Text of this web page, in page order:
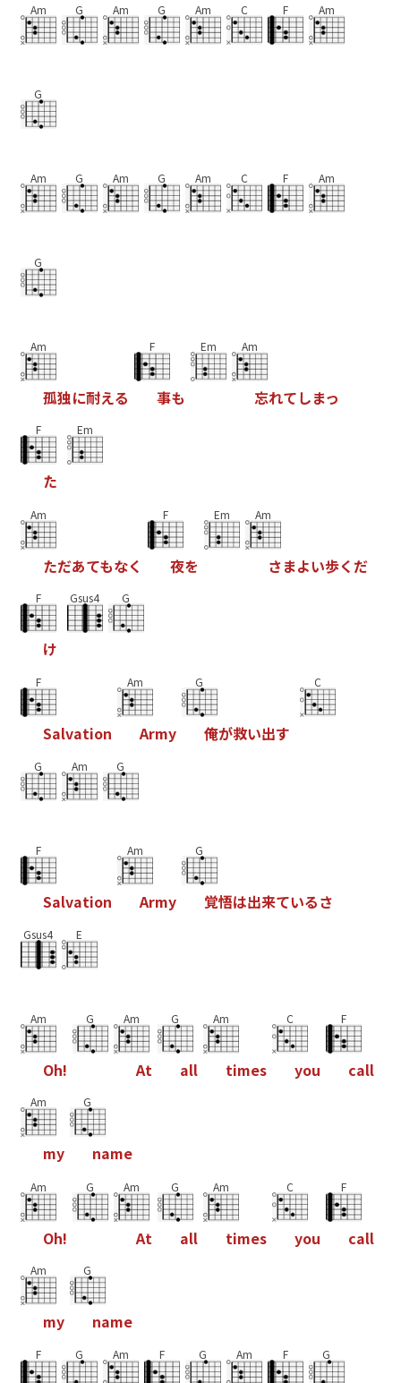
Am G Am G Am C F Am
G
Am G Am G Am C F Am
G
Am
孤独に耐える
F
事も
Em Am
忘れてしまっ
F
た
Em
Am
ただあてもなく
F
夜を
Em Am
さまよい歩く だ
F
け
Gsus4 G
F
Salvation
Am
Army
G
俺が救い出す
C
G Am G
F
Salvation
Am
Army
G
覚悟は出来ているさ
Gsus4 E
Am
Oh!
G Am
At
G
all
Am
times
C
you
F
call
Am
my
G
name
Am
Oh!
G Am
At
G
all
Am
times
C
you
F
call
Am
my
G
name
F G Am F G Am F G